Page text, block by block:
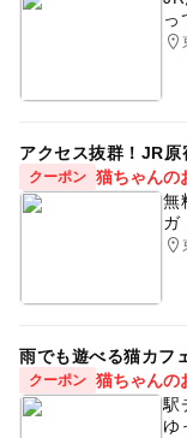
赤ちゃんスペース
屋内遊び場デジタ
雨の日でもOK
屋内遊び場 年
インドア 屋内
っ
アクセス抜群！JR
クーポン 猫ちゃん
無
ガ
雨でも遊べる猫カフ
クーポン 猫ちゃん
駅
ゆ